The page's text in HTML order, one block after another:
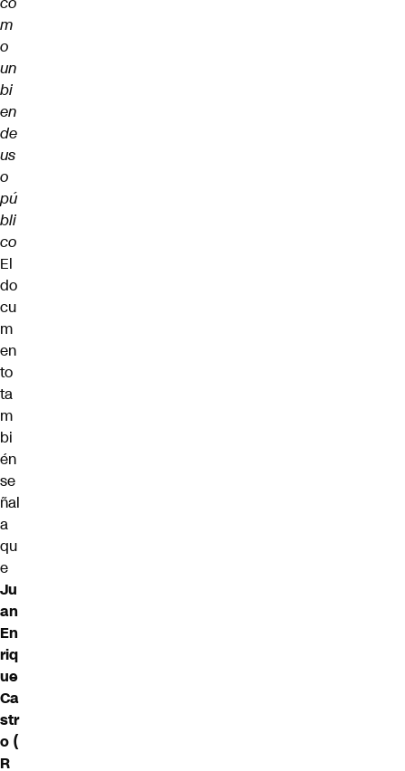
m
o
un
bi
en
de
us
o
pú
bli
co
El
do
cu
m
en
to
ta
m
bi
én
se
ñal
a
qu
e
Ju
an
En
riq
ue
Ca
str
o (
R